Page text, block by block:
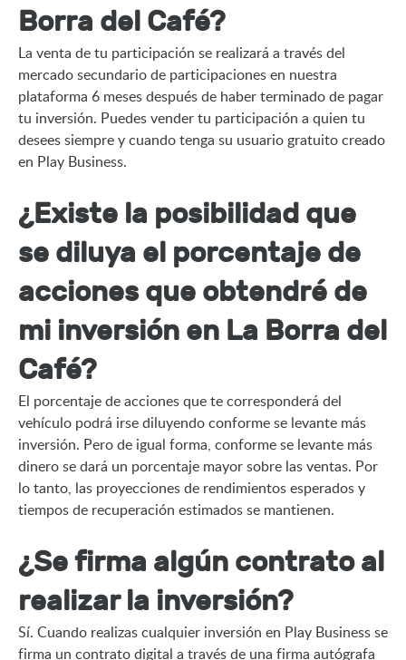
Borra del Café?
La venta de tu participación se realizará a través del
mercado secundario de participaciones en nuestra
plataforma 6 meses después de haber terminado de pagar
tu inversión. Puedes vender tu participación a quien tu
desees siempre y cuando tenga su usuario gratuito creado
en Play Business.
¿Existe la posibilidad que
se diluya el porcentaje de
acciones que obtendré de
mi inversión en La Borra del
Café?
El porcentaje de acciones que te corresponderá del
vehículo podrá irse diluyendo conforme se levante más
inversión. Pero de igual forma, conforme se levante más
dinero se dará un porcentaje mayor sobre las ventas. Por
lo tanto, las proyecciones de rendimientos esperados y
tiempos de recuperación estimados se mantienen.
¿Se firma algún contrato al
realizar la inversión?
Sí. Cuando realizas cualquier inversión en Play Business se
firma un contrato digital a través de una firma autógrafa